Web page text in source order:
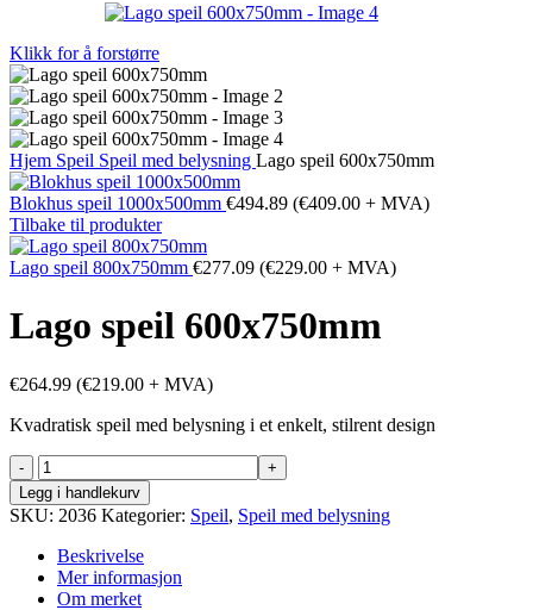
Klikk for å forstørre
Hjem Speil Speil med belysning Lago speil 600x750mm
Blokhus speil 1000x500mm €494.89 (€409.00 + MVA)
Tilbake til produkter
Lago speil 800x750mm €277.09 (€229.00 + MVA)
Lago speil 600x750mm
€264.99 (€219.00 + MVA)
Kvadratisk speil med belysning i et enkelt, stilrent design
Lago
speil
600x750mm
antall
Legg i handlekurv
SKU: 2036 Kategorier: Speil, Speil med belysning
Beskrivelse
Mer informasjon
Om merket